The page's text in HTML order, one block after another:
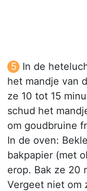
In de
het mandje van
ze 10 tot 15
schud het
om goudbruine
In de oven:
bakpapier (met
erop. Bak ze 20
Vergeet niet om